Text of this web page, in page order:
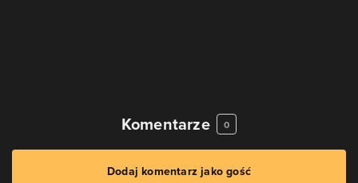
Komentarze 0
Dodaj komentarz jako gość